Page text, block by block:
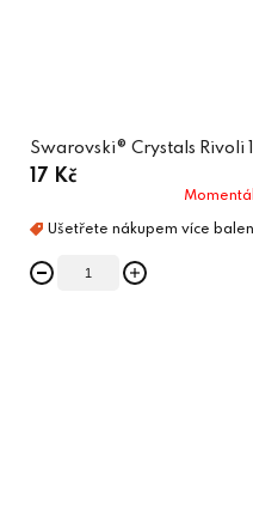
Swarovski® Crystals Rivoli
17 Kč